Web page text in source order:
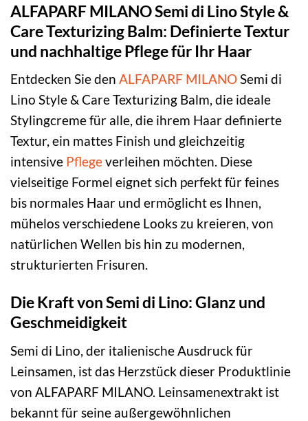
ALFAPARF MILANO Semi di Lino Style &
Care Texturizing Balm: Definierte Textur
und nachhaltige Pflege für Ihr Haar
Entdecken Sie den ALFAPARF MILANOSemi di
Lino Style & Care Texturizing Balm, die ideale
Stylingcreme für alle, die ihrem Haar definierte
Textur, ein mattes Finish und gleichzeitig
intensive Pflegeverleihen möchten. Diese
vielseitige Formel eignet sich perfekt für feines
bis normales Haar und ermöglicht es Ihnen,
mühelos verschiedene Looks zu kreieren, von
natürlichen Wellen bis hin zu modernen,
strukturierten Frisuren.
Die Kraft von Semi di Lino: Glanz und
Geschmeidigkeit
Semi di Lino, der italienische Ausdruck für
Leinsamen, ist das Herzstück dieser Produktlinie
von ALFAPARF MILANO. Leinsamenextrakt ist
bekannt für seine außergewöhnlichen